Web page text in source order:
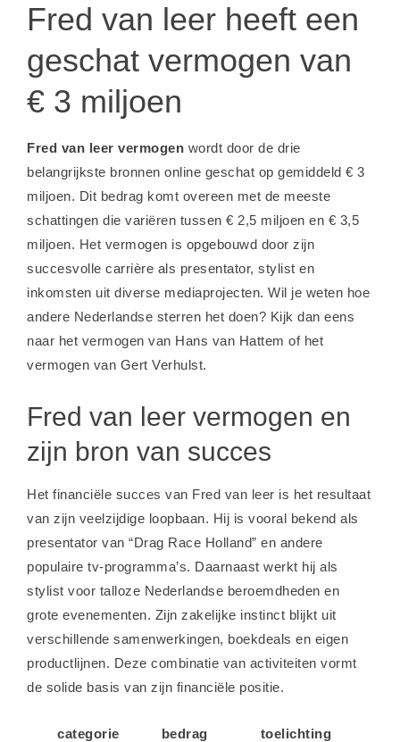
Fred van leer heeft een
geschat vermogen van
€ 3 miljoen
Fred van leer vermogen wordt door de drie
belangrijkste bronnen online geschat op gemiddeld € 3
miljoen. Dit bedrag komt overeen met de meeste
schattingen die variëren tussen € 2,5 miljoen en € 3,5
miljoen. Het vermogen is opgebouwd door zijn
succesvolle carrière als presentator, stylist en
inkomsten uit diverse mediaprojecten. Wil je weten hoe
andere Nederlandse sterren het doen? Kijk dan eens
naar het vermogen van Hans van Hattem of het
vermogen van Gert Verhulst.
Fred van leer vermogen en
zijn bron van succes
Het financiële succes van Fred van leer is het resultaat
van zijn veelzijdige loopbaan. Hij is vooral bekend als
presentator van “Drag Race Holland” en andere
populaire tv-programma’s. Daarnaast werkt hij als
stylist voor talloze Nederlandse beroemdheden en
grote evenementen. Zijn zakelijke instinct blijkt uit
verschillende samenwerkingen, boekdeals en eigen
productlijnen. Deze combinatie van activiteiten vormt
de solide basis van zijn financiële positie.
categorie bedrag toelichting